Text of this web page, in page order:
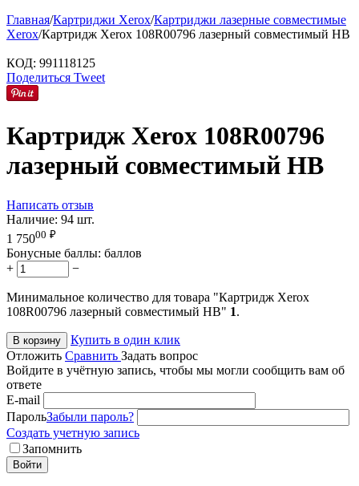
Главная/Картриджи Xerox/Картриджи лазерные совместимые
Xerox/Картридж Xerox 108R00796 лазерный совместимый HB
КОД: 991118125
Поделиться Tweet
Картридж Xerox 108R00796
лазерный совместимый HB
Написать отзыв
Наличие: 94 шт.
1 75000 ₽
Бонусные баллы: баллов
+
−
Минимальное количество для товара "Картридж Xerox
108R00796 лазерный совместимый HB" 1.
В корзину
Купить в один клик
Отложить Сравнить Задать вопрос
Войдите в учётную запись, чтобы мы могли сообщить вам об
ответе
E-mail
ПарольЗабыли пароль?
Создать учетную запись
Запомнить
Войти